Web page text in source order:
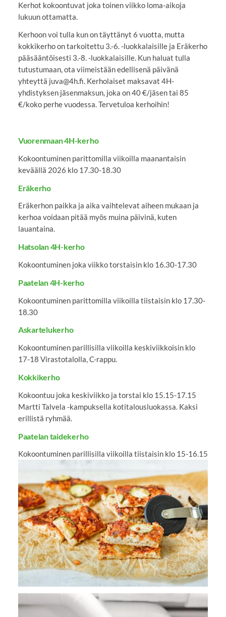
Kerhot kokoontuvat joka toinen viikko loma-aikoja
lukuun ottamatta.
Kerhoon voi tulla kun on täyttänyt 6 vuotta, mutta
kokkikerho on tarkoitettu 3.-6. -luokkalaisille ja Eräkerho
pääsääntöisesti 3.-8. -luokkalaisille. Kun haluat tulla
tutustumaan, ota viimeistään edellisenä päivänä
yhteyttä juva@4h.fi. Kerholaiset maksavat 4H-
yhdistyksen jäsenmaksun, joka on 40 €/jäsen tai 85
€/koko perhe vuodessa. Tervetuloa kerhoihin!
Vuorenmaan 4H-kerho
Kokoontuminen parittomilla viikoilla maanantaisin
keväällä 2026 klo 17.30-18.30
Eräkerho
Eräkerhon paikka ja aika vaihtelevat aiheen mukaan ja
kerhoa voidaan pitää myös muina päivinä, kuten
lauantaina.
Hatsolan 4H-kerho
Kokoontuminen joka viikko torstaisin klo 16.30-17.30
Paatelan 4H-kerho
Kokoontuminen parittomilla viikoilla tiistaisin klo 17.30-
18.30
Askartelukerho
Kokoontuminen parillisilla viikoilla keskiviikkoisin klo
17-18 Virastotalolla, C-rappu.
Kokkikerho
Kokoontuu joka keskiviikko ja torstai klo 15.15-17.15
Martti Talvela -kampuksella kotitalousluokassa. Kaksi
erillistä ryhmää.
Paatelan taidekerho
Kokoontuminen parillisilla viikoilla tiistaisin klo 15-16.15